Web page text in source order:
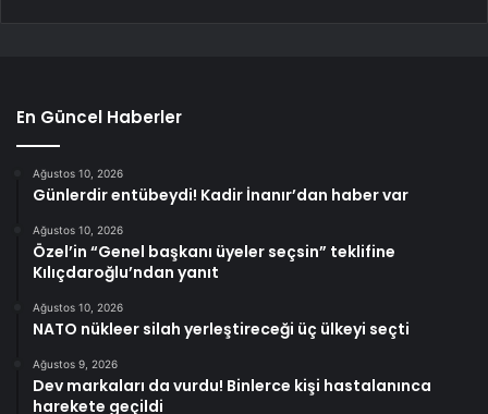
En Güncel Haberler
Ağustos 10, 2026
Günlerdir entübeydi! Kadir İnanır’dan haber var
Ağustos 10, 2026
Özel’in “Genel başkanı üyeler seçsin” teklifine
Kılıçdaroğlu’ndan yanıt
Ağustos 10, 2026
NATO nükleer silah yerleştireceği üç ülkeyi seçti
Ağustos 9, 2026
Dev markaları da vurdu! Binlerce kişi hastalanınca
harekete geçildi